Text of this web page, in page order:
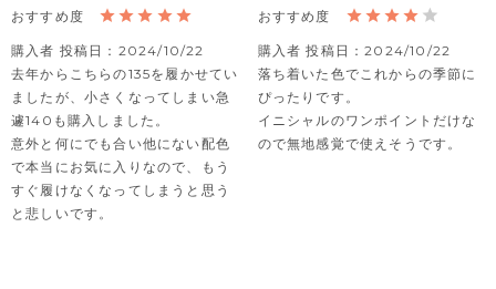
購入者 投稿日
2024/10/22
去年からこちらの135を履かせてい
ましたが、小さくなってしまい急
遽140も購入しました。
意外と何にでも合い他にない配色
で本当にお気に入りなので、もう
すぐ履けなくなってしまうと思う
と悲しいです。
購入者 投稿日
2024/10/22
落ち着いた色でこれからの季節に
ぴったりです。
イニシャルのワンポイントだけな
ので無地感覚で使えそうです。